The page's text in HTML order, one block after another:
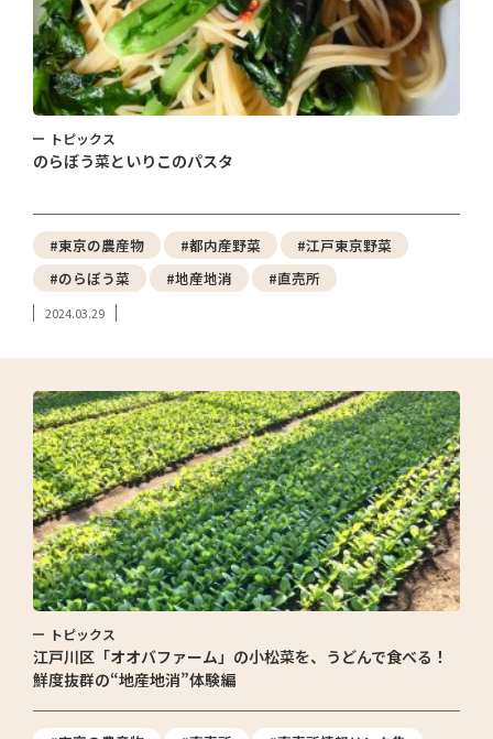
トピックス
のらぼう菜といりこのパスタ
#東京の農産物 #都内産野菜
#江戸東京野菜
#のらぼう菜
#地産地消 #直売所
2024.03.29
トピックス
江戸川区「オオバファーム」の小松菜を、うどんで食べる！
鮮度抜群の“地産地消”体験編